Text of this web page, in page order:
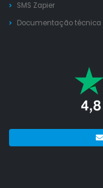
SMS Zapier
Documentação técnica